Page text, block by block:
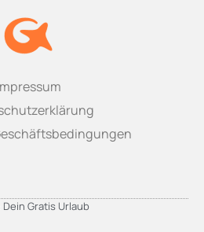
Gratis Urlaub